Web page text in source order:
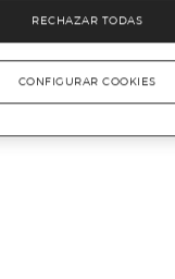
RECHAZAR TODAS
CONFIGURAR COOKIES